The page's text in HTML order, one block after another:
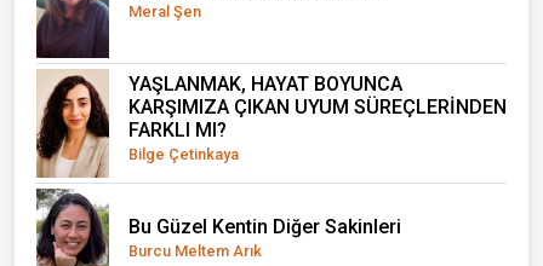
Meral Şen
YAŞLANMAK, HAYAT BOYUNCA
KARŞIMIZA ÇIKAN UYUM SÜREÇLERİNDEN
FARKLI MI?
Bilge Çetinkaya
Bu Güzel Kentin Diğer Sakinleri
Burcu Meltem Arık